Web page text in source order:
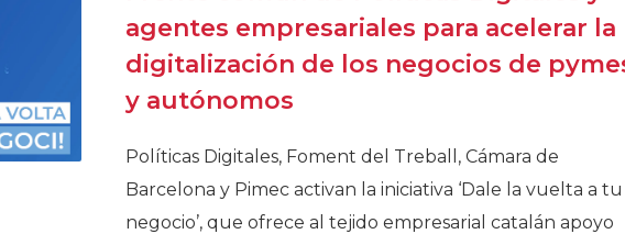
agentes empresariales para acelerar la
digitalización de los negocios de
y autónomos
Políticas Digitales, Foment del Treball, Cámara de
Barcelona y Pimec activan la iniciativa ‘Dale la vuelta a tu
negocio’, que ofrece al tejido empresarial catalán apoyo